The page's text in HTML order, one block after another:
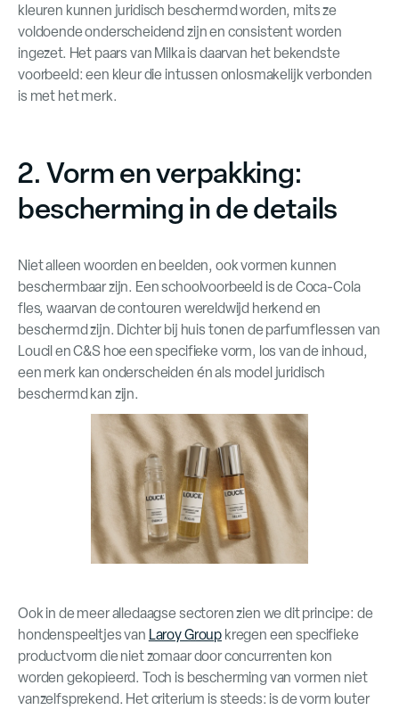
kleuren kunnen juridisch beschermd worden, mits ze
voldoende onderscheidend zijn en consistent worden
ingezet. Het paars van Milka is daarvan het bekendste
voorbeeld: een kleur die intussen onlosmakelijk verbonden
is met het merk.
2. Vorm en verpakking:
bescherming in de details
Niet alleen woorden en beelden, ook vormen kunnen
beschermbaar zijn. Een schoolvoorbeeld is de Coca-Cola
fles, waarvan de contouren wereldwijd herkend en
beschermd zijn. Dichter bij huis tonen de parfumflessen van
Loucil en C&S hoe een specifieke vorm, los van de inhoud,
een merk kan onderscheiden én als model juridisch
beschermd kan zijn.
Ook in de meer alledaagse sectoren zien we dit principe: de
hondenspeeltjes van Laroy Groupkregen een specifieke
productvorm die niet zomaar door concurrenten kon
worden gekopieerd. Toch is bescherming van vormen niet
vanzelfsprekend. Het criterium is steeds: is de vorm louter